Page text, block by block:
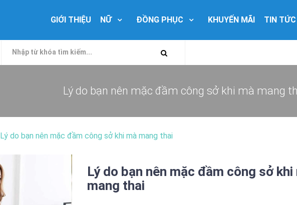
GIỚI THIỆU NỮ ĐỒNG PHỤC KHUYẾN MÃI TIN TỨC
Lý do bạn nên mặc đầm công sở khi mà mang
Lý do bạn nên mặc đầm công sở khi mà mang thai
Lý do bạn nên mặc đầm công sở khi
mang thai